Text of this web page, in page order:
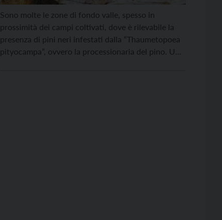
Sono molte le zone di fondo valle, spesso in
prossimità dei campi coltivati, dove è rilevabile la
presenza di pini neri infestati dalla “Thaumetopoea
pityocampa”, ovvero la processionaria del pino. Un